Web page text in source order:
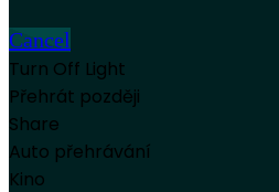
Cancel
Turn Off Light
Přehrát později
Share
Auto přehrávání
Kino